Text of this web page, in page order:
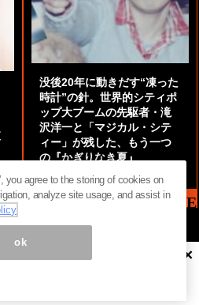
没後20年に動きだす“凍った
時計”の針。世界的シティポ
ップ大ブームの先駆者・滝
沢洋一と「マジカル・シテ
ィー」が残した、もう一つ
の『かぎりなき夏』
MAG2 NEWS HEADLINE
に属します。無断転載を禁じます。 ©
×
you agree to the storing of cookies on
analyze site usage, and assist in
ok